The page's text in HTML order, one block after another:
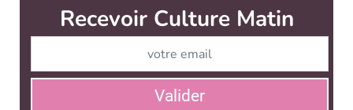
Recevoir Culture Matin
Valider